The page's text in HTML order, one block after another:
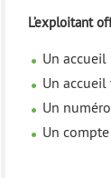
L’exploitant
Un
Un
Un
Un